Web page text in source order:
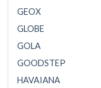
GEOX
GLOBE
GOLA
GOODSTEP
HAVAIANA